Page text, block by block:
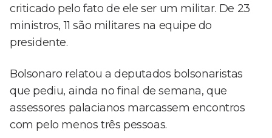
criticado pelo fato de ele ser um militar. De 23
ministros, 11 são militares na equipe do
presidente.
Bolsonaro relatou a deputados bolsonaristas
que pediu, ainda no final de semana, que
assessores palacianos marcassem encontros
com pelo menos três pessoas.